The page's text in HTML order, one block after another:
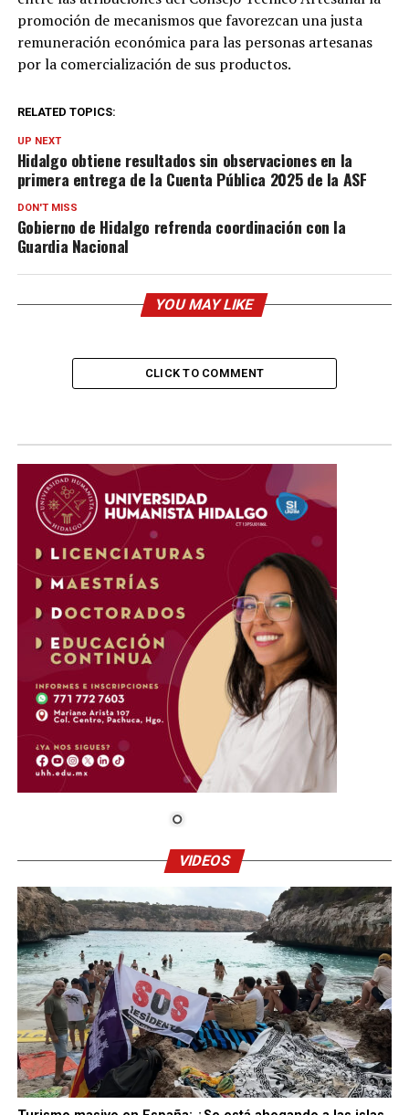
promoción de mecanismos que favorezcan una justa
remuneración económica para las personas artesanas
por la comercialización de sus productos.
RELATED TOPICS:
UP NEXT
Hidalgo obtiene resultados sin observaciones en la
primera entrega de la Cuenta Pública 2025 de la ASF
DON'T MISS
Gobierno de Hidalgo refrenda coordinación con la
Guardia Nacional
YOU MAY LIKE
CLICK TO COMMENT
VIDEOS